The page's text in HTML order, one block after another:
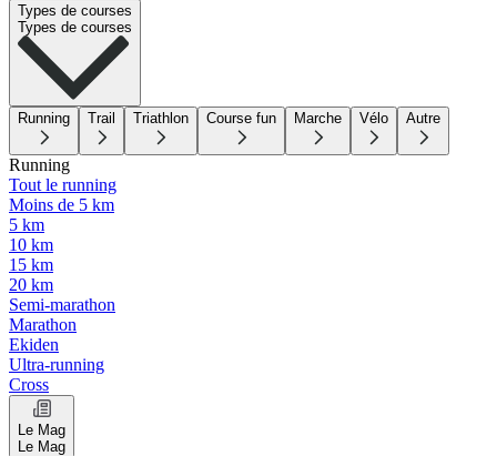
Types de courses
Types de courses
Running Trail Triathlon Course fun Marche Vélo Autre
Running
Tout le running
Moins de 5 km
5 km
10 km
15 km
20 km
Semi-marathon
Marathon
Ekiden
Ultra-running
Cross
Le Mag
Le Mag